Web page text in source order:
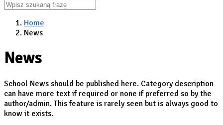
Home
News
News
School News should be published here. Category description
can have more text if required or none if preferred so by the
author/admin. This feature is rarely seen but is always good to
know it exists.